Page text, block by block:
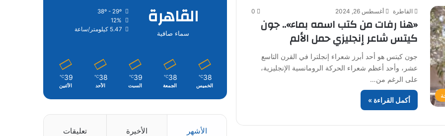
القاطرة أغسطس 26, 2024 0
«هنا رفات من كتب اسمه بماء».. جون
كيتس شاعر إنجليزي حمل الألم
جون كيتس هو أحد أبرز شعراء إنجلترا في القرن التاسع
عشر، وأحد أعظم شعراء الحركة الرومانسية الإنجليزية،
على الرغم من…
أكمل القراءة »
القاهرة
سماء صافية
38º - 29º
12%
5.47 كيلومتر/ساعة
38
℃
الخميس
38
℃
الجمعة
39
℃
السبت
38
℃
الأحد
39
℃
الأثنين
الأشهر الأخيرة تعليقات